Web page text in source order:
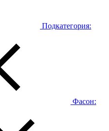
Подкатегория:
Фасон: